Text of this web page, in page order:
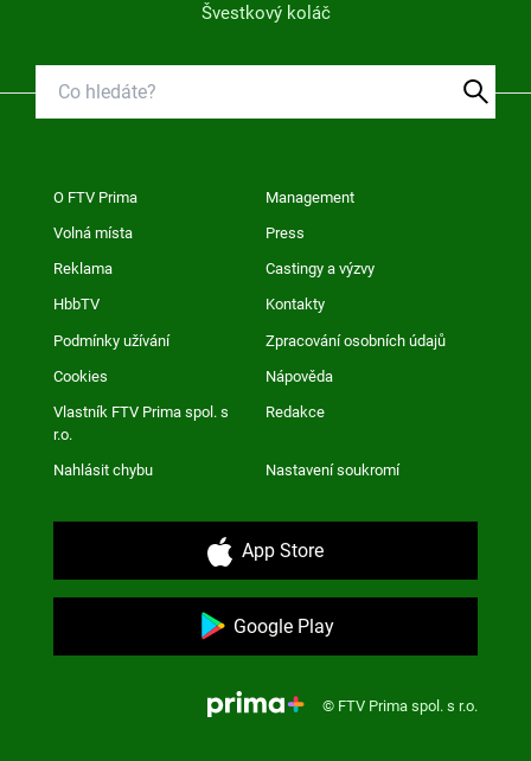
Švestkový koláč
O FTV Prima Management
Volná místa Press
Reklama Castingy a výzvy
HbbTV Kontakty
Podmínky užívání Zpracování osobních údajů
Cookies Nápověda
Vlastník FTV Prima spol. s
r.o.
Redakce
Nahlásit chybu Nastavení soukromí
App Store
Google Play
© FTV Prima spol. s r.o.